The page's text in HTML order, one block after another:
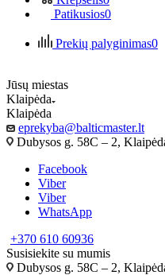
Patikusios0
Prekių palyginimas0
Jūsų miestas
Klaipėda
Klaipėda
eprekyba@balticmaster.lt
Dubysos g. 58C – 2,
Facebook
Viber
Viber
WhatsApp
+370 610 60936
Susisiekite su mumis
Dubysos g. 58C – 2,